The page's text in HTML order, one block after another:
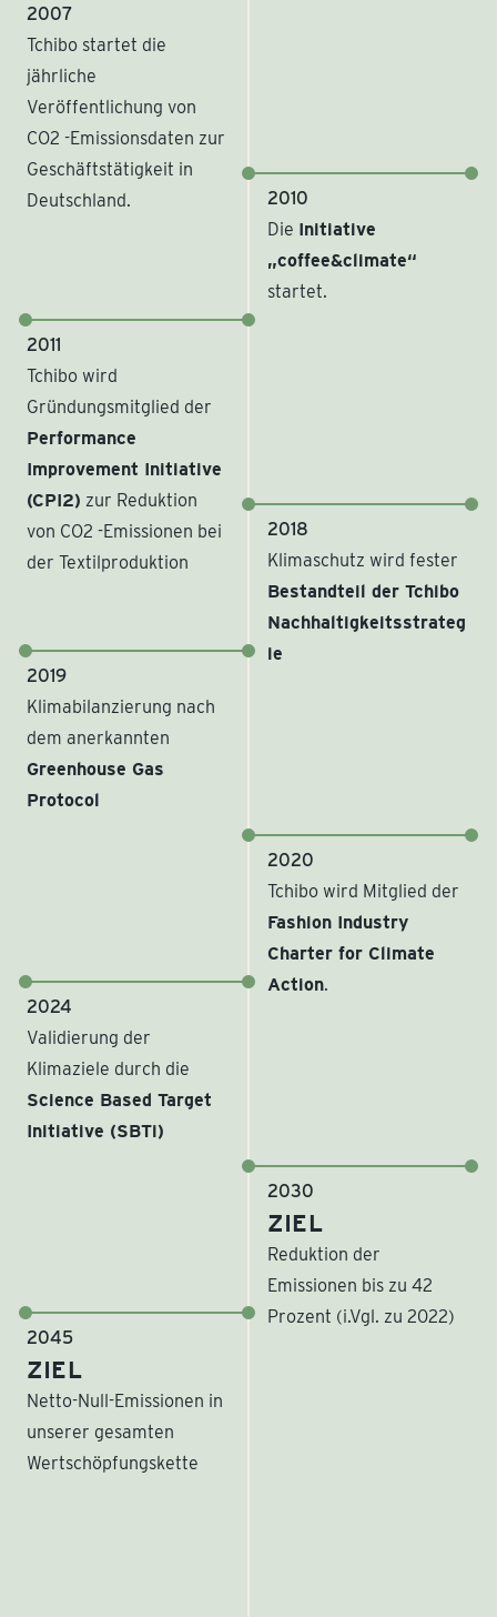
2007
Tchibo startet die
jährliche
Veröffentlichung von
CO2 -Emissionsdaten zur
Geschäftstätigkeit in
Deutschland.
2011
Tchibo wird
Gründungsmitglied der
Performance
Improvement Initiative
(CPI2) zur Reduktion
von CO2 -Emissionen bei
der Textilproduktion
2019
Klimabilanzierung nach
dem anerkannten
Greenhouse Gas
Protocol
2024
Validierung der
Klimaziele durch die
Science Based Target
Initiative (SBTi)
2045
ZIEL
Netto-Null-Emissionen in
unserer gesamten
Wertschöpfungskette
2010
Die Initiative
„coffee&climate“
startet.
2018
Klimaschutz wird fester
Bestandteil der Tchibo
Nachhaltigkeitsstrateg
ie
2020
Tchibo wird Mitglied der
Fashion Industry
Charter for Climate
Action.
2030
ZIEL
Reduktion der
Emissionen bis zu 42
Prozent (i.Vgl. zu 2022)